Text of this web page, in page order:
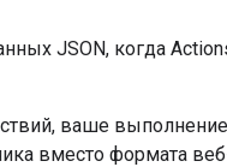
JSON, когда
ваше
вместо формата